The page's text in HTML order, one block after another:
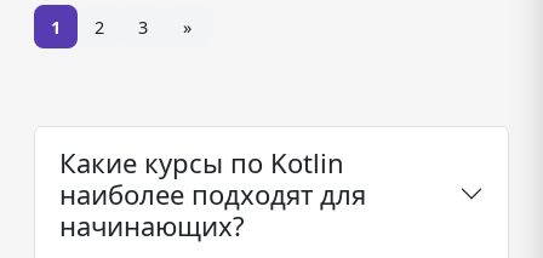
1 2 3 »
Какие курсы по Kotlin
наиболее подходят для
начинающих?